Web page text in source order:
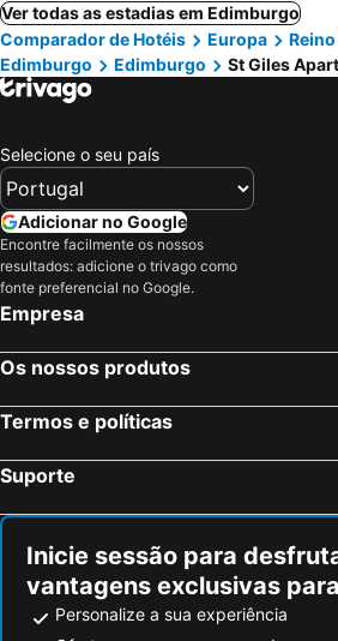
Ver todas as estadias em Edimburgo
Comparador de Hotéis
Europa
Edimburgo
Edimburgo St Giles
Selecione o seu país
Adicionar no Google
Encontre facilmente os nossos
resultados: adicione o trivago como
fonte preferencial no Google.
Empresa
Os nossos produtos
Termos e políticas
Suporte
Inicie sessão para
vantagens exclusivas
Personalize a sua experiência